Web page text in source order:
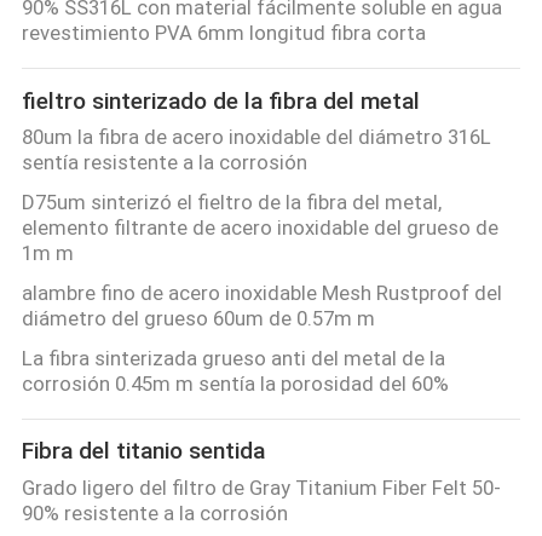
90% SS316L con material fácilmente soluble en agua
revestimiento PVA 6mm longitud fibra corta
fieltro sinterizado de la fibra del metal
80um la fibra de acero inoxidable del diámetro 316L
sentía resistente a la corrosión
D75um sinterizó el fieltro de la fibra del metal,
elemento filtrante de acero inoxidable del grueso de
1m m
alambre fino de acero inoxidable Mesh Rustproof del
diámetro del grueso 60um de 0.57m m
La fibra sinterizada grueso anti del metal de la
corrosión 0.45m m sentía la porosidad del 60%
Fibra del titanio sentida
Grado ligero del filtro de Gray Titanium Fiber Felt 50-
90% resistente a la corrosión